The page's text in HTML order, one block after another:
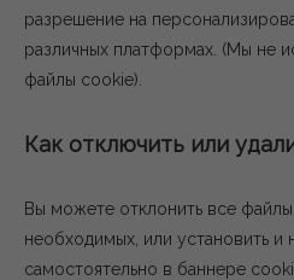
разрешение на
различных платформах. (Мы не
файлы cookie).
Как отключить или
Вы можете отклонить все
необходимых, или установить и
самостоятельно в баннере